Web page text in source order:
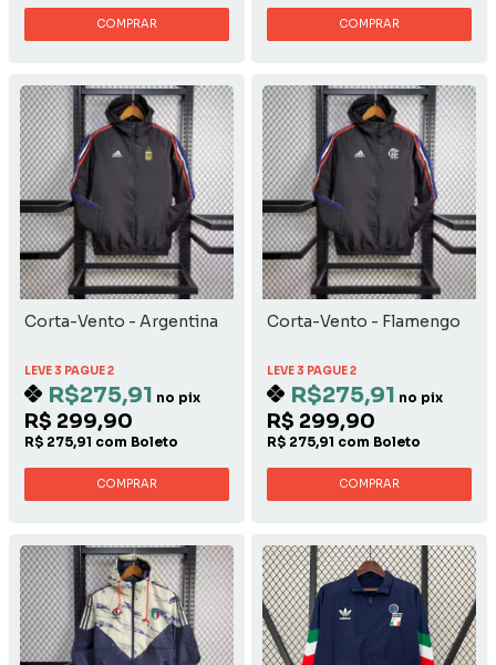
COMPRAR COMPRAR
Corta-Vento - Argentina
LEVE 3 PAGUE 2
R$275,91 no pix
R$ 299,90
R$ 275,91 com Boleto
COMPRAR
Corta-Vento - Flamengo
LEVE 3 PAGUE 2
R$275,91 no pix
R$ 299,90
R$ 275,91 com Boleto
COMPRAR